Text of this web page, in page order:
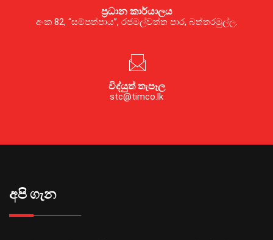
ප්‍රධාන කාර්යාලය
අංක 82, “සම්පත්පාය”, රජමල්වත්ත පාර, බත්තරමුල්ල.
විද්යුත් තැපෑල
stc@timco.lk
අපි ගැන